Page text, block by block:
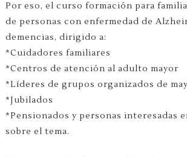
Por eso, el curso formación para
de personas con enfermedad de
demencias, dirigido a:
*Cuidadores familiares
*Centros de atención al adulto mayor
*Líderes de grupos organizados de
*Jubilados
*Pensionados y personas interesadas
sobre el tema.